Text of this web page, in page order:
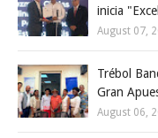
inicia
August 07,
Trébol
Gran
August 06,